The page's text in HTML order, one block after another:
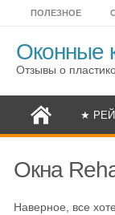
ПОЛЕЗНОЕ
Оконные
Отзывы о
★
Окна
Наверное, все